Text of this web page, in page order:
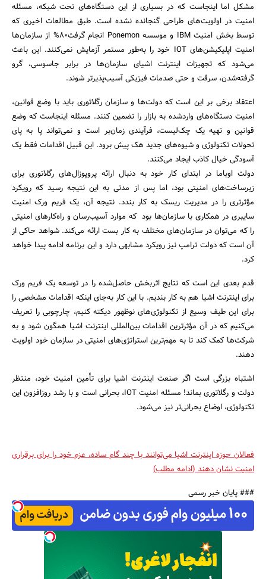
مشکل اما اینجاست که در بسیاری از این دستگاه‌های تحت شبکه، مسئله
امنیت در اولویت‌های طراحی گنجانده نشده است. طبق مطالعات اخیری که
توسط بخش امنیت IBM و موسسه Ponemon انجام گرفت۸۰% از سازمان‌ها
امنیت اپلیکیشن‌های IOT خود را به‌طور مستمر آزمایش نمی‌کنند. این باعث
می‌شود که تجهیزات اینترنت اشیای سازمان‌ها در برابر جاسوسی، گرو
گرفته‌شدن، سرقت و حتی صدمات فیزیکی آسیب‌پذیرتر شوند.
اعتقاد برخی بر این است که دولت‌ها و سازمان رگلاتوری باید با وضع قوانین،
امنیت دستگاه‌های واردشده به بازار را تضمین کنند. مسئله اینجاست که وضع
قوانین و تهیه یک چک‌لیست، فرآیندی زمان‌بر است و نمی‌تواند پا به پای
تحولات تکنولوژی و شیوه‌های جدید هک پیش برود. این قبیل اقدامات فقط یک
آسودگی خیال کاذب ایجاد می‌کنند.
دولت اوباما در ابتدای کار خود به دنبال ارائه پروپوزال‌های رگلاتوری برای
زیرساخت‌های امنیتی بود، اما پس از مدتی به این نتیجه رسید که رویکرد
مؤثرتری را در مدیریت ریسک به کار بندد. نتیجه آن، یک فریم ورک امنیت
سایبری در همکاری با سازمان‌ها بود که موارد آسیب‌رسان و راه‌کارهای امنیتی
را که می‌توان در سازمان‌های مختلف به کار بست ارائه می‌کند. شواهد حاکی از
آن است که دولت ترامپ نیز رویکرد مشابهی دارد و این برنامه ادامه پیدا خواهد
کرد.
قدم بعدی این است که نتایج اثربخش حاصل‌شده را در توسعه یک فریم ورک
برای اینترنت اشیا هم به کار بندیم. با این کار به‌جای اینکه اقدامات مشخصی را
برای این طیف وسیع از تکنولوژی‌های نوظهور دیکته کنیم، چارچوبی را تعریف
می‌کنیم که در آن مؤثرترین اقدامات بین‌المللی اینترنت اشیا همگون شود و به
شرکت‌ها کمک کند تا به مهم‌ترین استراتژی‌های امنیتی در سازمان خود اولویت
دهند.
اشتباه بزرگی است اگر صنعت اینترنت اشیا برای تأمین امنیت خود، منتظر
دولت و رگلاتوری بماند! مسئله امنیت IOT، بحرانی است و با رشد روزافزون این
تکنولوژی، اوضاع بحرانی‌تر نیز می‌شود.
فعالان حوزه اینترنت اشیا می‌توانند با چند گام ساده، عزم خود را برای برقراری
امنیت نشان دهند (ادامه مطلب)
### پایان خبر رسمی